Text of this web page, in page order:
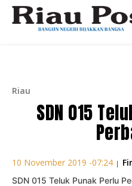
Riau
SDN 015
10 November 2019 -07:24 |
SDN 015 Teluk Punak Perlu